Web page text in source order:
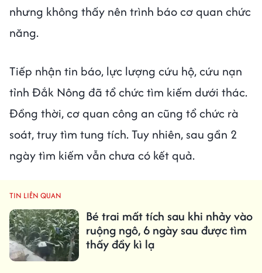
nhưng không thấy nên trình báo cơ quan chức
năng.
Tiếp nhận tin báo, lực lượng cứu hộ, cứu nạn
tỉnh Đắk Nông đã tổ chức tìm kiếm dưới thác.
Đồng thời, cơ quan công an cũng tổ chức rà
soát, truy tìm tung tích. Tuy nhiên, sau gần 2
ngày tìm kiếm vẫn chưa có kết quả.
TIN LIÊN QUAN
Bé trai mất tích sau khi nhảy vào
ruộng ngô, 6 ngày sau được tìm
thấy đầy kì lạ